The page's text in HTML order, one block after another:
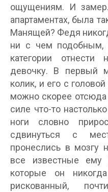
ощущениям. И
апартаментах, была
Манящей? Федя
ни с чем подобным,
категории
девочку. В первый
колик, и его с
можно скорее
силе что-то
ноги словно
сдвинуться с
пронеслись в мозгу
все известные ему
которые он
рискованный,